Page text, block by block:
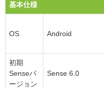
基本仕様
OS Android
初期
Senseバ
ージョン
Sense 6.0